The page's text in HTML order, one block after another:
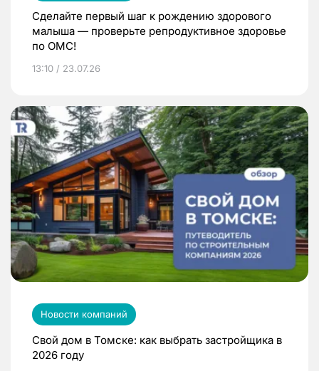
Сделайте первый шаг к рождению здорового
малыша — проверьте репродуктивное здоровье
по ОМС!
13:10 / 23.07.26
Новости компаний
Свой дом в Томске: как выбрать застройщика в
2026 году